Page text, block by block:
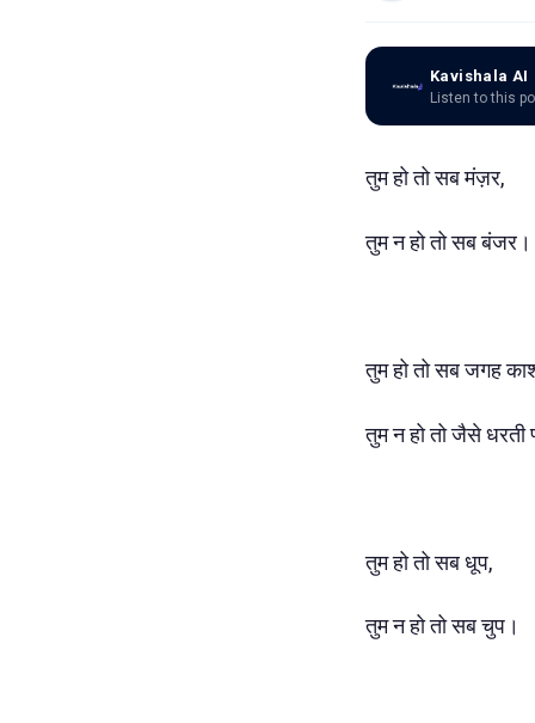
Kavishala AI
Listen to this
तुम हो तो सब मंज़र,
तुम न हो तो सब बंजर।
तुम हो तो सब जगह
तुम न हो तो जैसे धरती
तुम हो तो सब धूप,
तुम न हो तो सब चुप।